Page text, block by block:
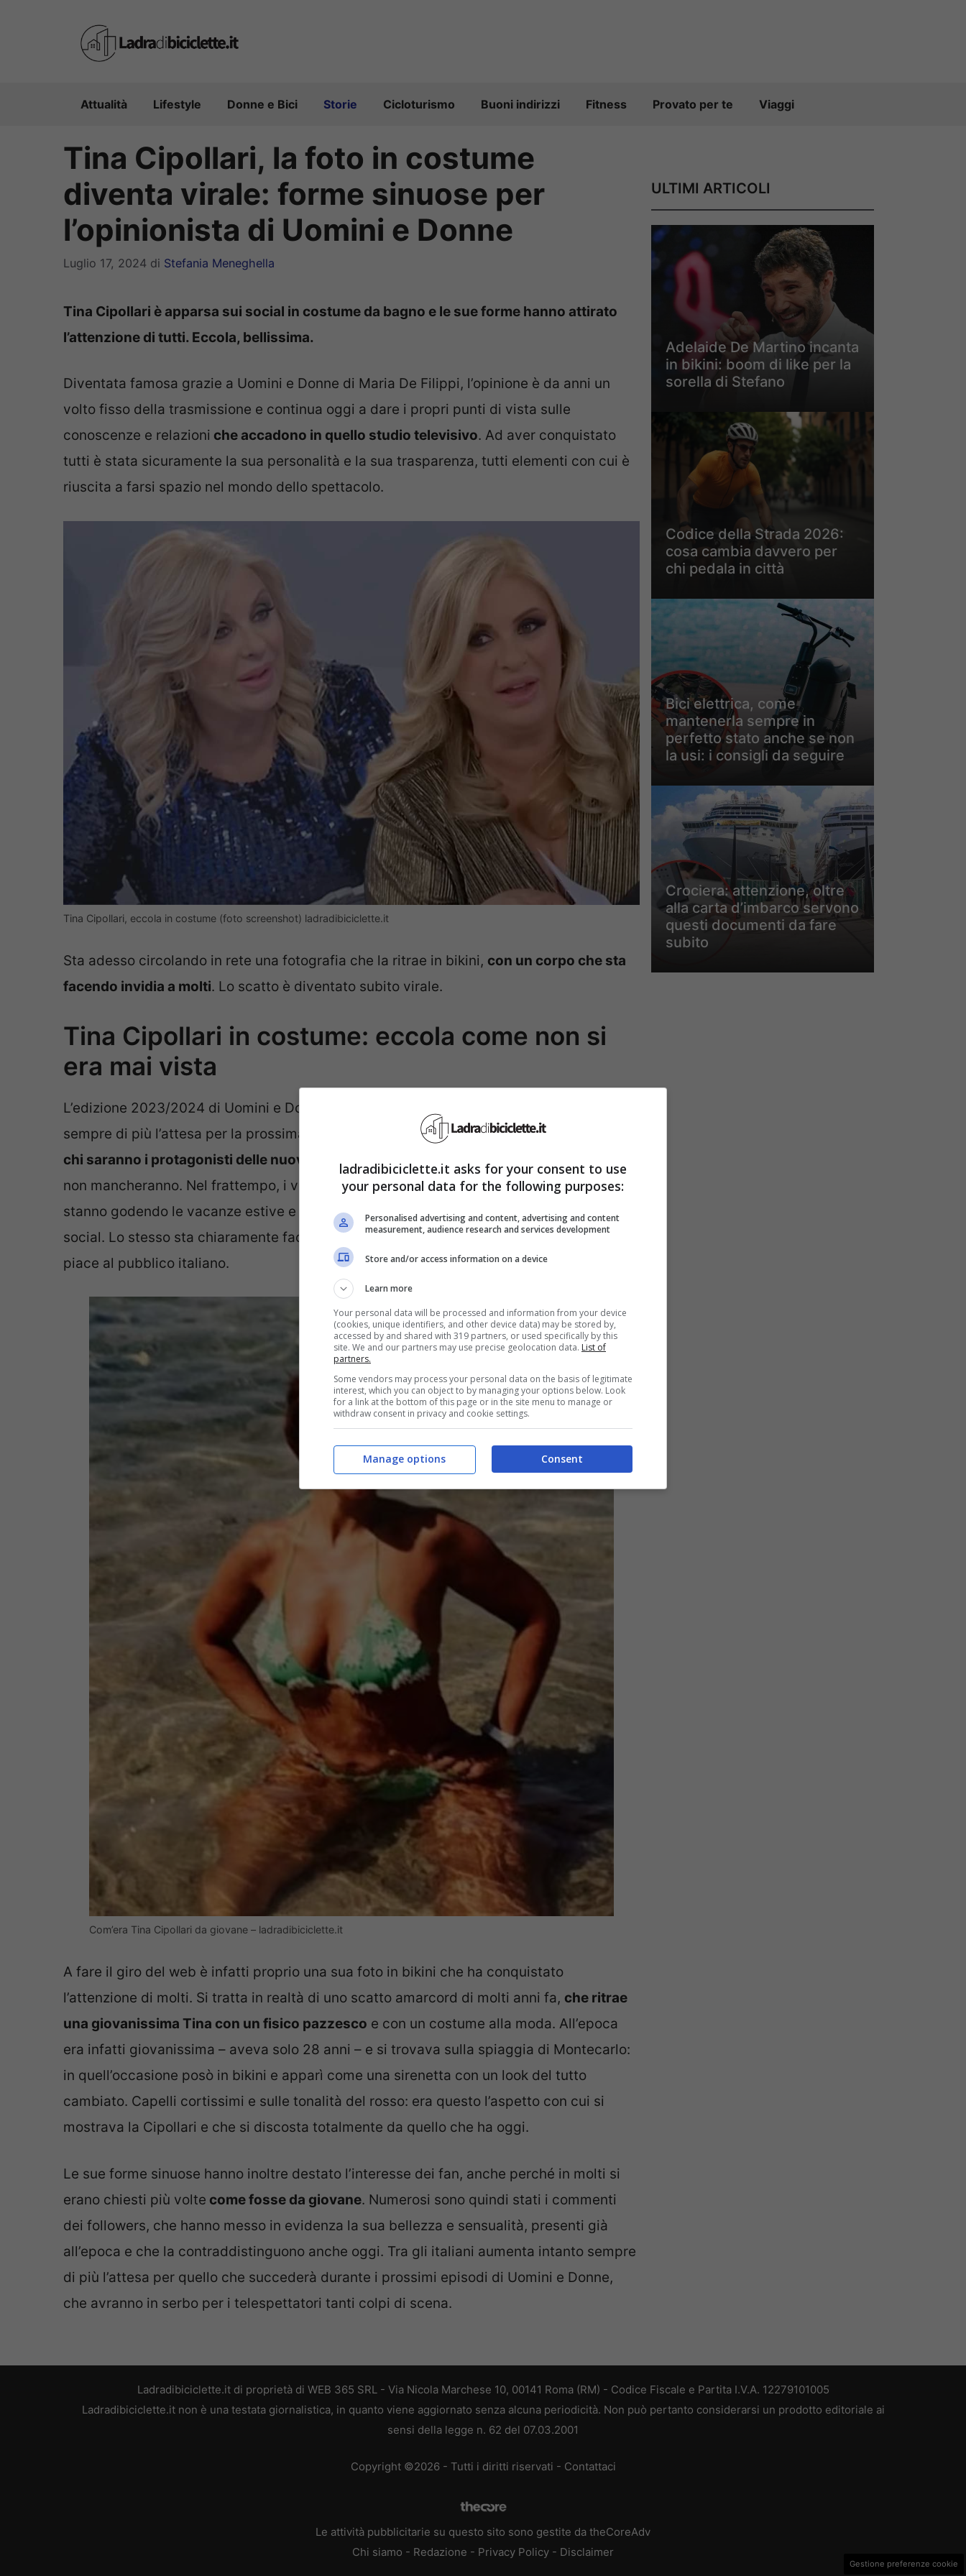
Attualità Lifestyle Donne e Bici Storie Cicloturismo Buoni indirizzi Fitness Provato per te Viaggi
Tina Cipollari, la foto in costume
diventa virale: forme sinuose per
l’opinionista di Uomini e Donne
Luglio 17, 2024 di Stefania Meneghella
Tina Cipollari è apparsa sui social in costume da bagno e le sue forme hanno attirato
l’attenzione di tutti. Eccola, bellissima.
Diventata famosa grazie a Uomini e Donne di Maria De Filippi, l’opinione è da anni un
volto fisso della trasmissione e continua oggi a dare i propri punti di vista sulle
conoscenze e relazioni che accadono in quello studio televisivo. Ad aver conquistato
tutti è stata sicuramente la sua personalità e la sua trasparenza, tutti elementi con cui è
riuscita a farsi spazio nel mondo dello spettacolo.
Tina Cipollari, eccola in costume (foto screenshot) ladradibiciclette.it
Sta adesso circolando in rete una fotografia che la ritrae in bikini, con un corpo che sta
facendo invidia a molti. Lo scatto è diventato subito virale.
Tina Cipollari in costume: eccola come non si
era mai vista
L’edizione 2023/2024 di Uomini e Donne è volta al termine e sta adesso crescendo
sempre di più l’attesa per la prossima stagione televisiva. Ancora non si sa con esattezza
chi saranno i protagonisti delle nuove puntate
, ma di certo le sorprese e i colpi di scena
non mancheranno. Nel frattempo, i volti del dating show – compresa Maria De Filippi – si
stanno godendo le vacanze estive e stanno postando alcuni scatti sui propri profili
social. Lo stesso sta chiaramente facendo Tina Cipollari, la famosa opinionista che tanto
piace al pubblico italiano.
Com’era Tina Cipollari da giovane – ladradibiciclette.it
A fare il giro del web è infatti proprio una sua foto in bikini che ha conquistato
l’attenzione di molti. Si tratta in realtà di uno scatto amarcord di molti anni fa, che ritrae
una giovanissima Tina con un fisico pazzesco e con un costume alla moda. All’epoca
era infatti giovanissima – aveva solo 28 anni – e si trovava sulla spiaggia di Montecarlo:
in quell’occasione posò in bikini e apparì come una sirenetta con un look del tutto
cambiato. Capelli cortissimi e sulle tonalità del rosso: era questo l’aspetto con cui si
mostrava la Cipollari e che si discosta totalmente da quello che ha oggi.
Le sue forme sinuose hanno inoltre destato l’interesse dei fan, anche perché in molti si
erano chiesti più volte come fosse da giovane. Numerosi sono quindi stati i commenti
dei followers, che hanno messo in evidenza la sua bellezza e sensualità, presenti già
all’epoca e che la contraddistinguono anche oggi. Tra gli italiani aumenta intanto sempre
di più l’attesa per quello che succederà durante i prossimi episodi di Uomini e Donne,
che avranno in serbo per i telespettatori tanti colpi di scena.
ULTIMI ARTICOLI
Adelaide De Martino incanta
in bikini: boom di like per la
sorella di Stefano
Codice della Strada 2026:
cosa cambia davvero per
chi pedala in città
Bici elettrica, come
mantenerla sempre in
perfetto stato anche se non
la usi: i consigli da seguire
Crociera: attenzione, oltre
alla carta d’imbarco servono
questi documenti da fare
subito
Ladradibiciclette.it di proprietà di WEB 365 SRL - Via Nicola Marchese 10, 00141 Roma (RM) - Codice Fiscale e Partita I.V.A. 12279101005
Ladradibiciclette.it non è una testata giornalistica, in quanto viene aggiornato senza alcuna periodicità. Non può pertanto considerarsi un prodotto editoriale ai
sensi della legge n. 62 del 07.03.2001
Copyright ©2026 - Tutti i diritti riservati - Contattaci
Le attività pubblicitarie su questo sito sono gestite da theCoreAdv
Chi siamo - Redazione - Privacy Policy - Disclaimer
Gestione preferenze cookie
ladradibiciclette.it asks for your consent to use
your personal data for the following purposes:
Personalised advertising and content, advertising and content
measurement, audience research and services development
Store and/or access information on a device
Learn more
Your personal data will be processed and information from your device
(cookies, unique identifiers, and other device data) may be stored by,
accessed by and shared with 319 partners, or used specifically by this
site. We and our partners may use precise geolocation data. List of
partners.
Some vendors may process your personal data on the basis of legitimate
interest, which you can object to by managing your options below. Look
for a link at the bottom of this page or in the site menu to manage or
withdraw consent in privacy and cookie settings.
Consent
Manage options